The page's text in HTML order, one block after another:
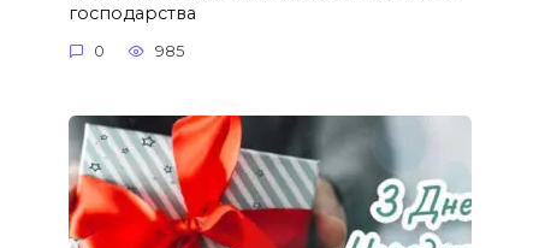
господарства
0 985